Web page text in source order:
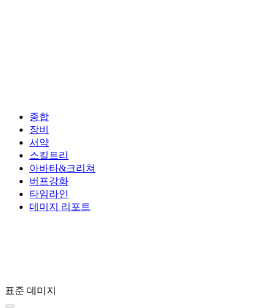
종합
장비
서약
스킬트리
아바타&크리쳐
버프강화
타임라인
데미지 리포트
표준 데미지